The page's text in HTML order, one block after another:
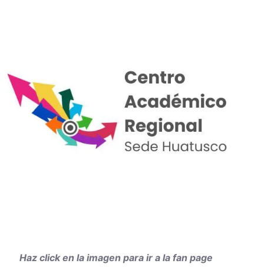
Haz click en la imagen para ir a la fan page